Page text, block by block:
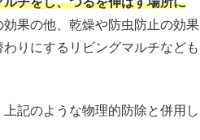
果の他、乾燥や防虫防止の効果
りにするリビングマルチなども
記のような物理的防除と併用し